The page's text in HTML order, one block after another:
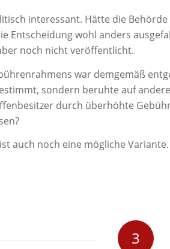
interessant. Hätte die
Entscheidung wohl anders
noch nicht veröffentlicht.
war demgemäß
sondern beruhte auf
durch überhöhte
auch noch eine mögliche Variante.
3